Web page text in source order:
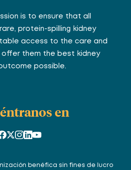
is to ensure that all
protein-spilling kidney
access to the care and
them the best kidney
possible.
en
benéfica sin fines de lucro